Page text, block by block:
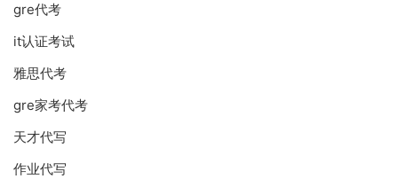
gre代考
it认证考试
雅思代考
gre家考代考
天才代写
作业代写